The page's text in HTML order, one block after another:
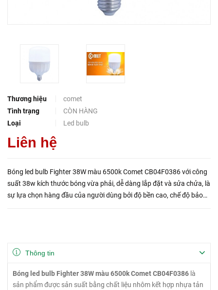
Thương hiệu
comet
Tình trạng
CÒN HÀNG
Loại
Led bulb
Liên hệ
Bóng led bulb Fighter 38W màu 6500k Comet CB04F0386 với công
suất 38w kích thước bóng vừa phải, dễ dàng lắp đặt và sửa chửa, là
sự lựa chọn hàng đầu của người dùng bởi độ bền cao, chế độ bảo
Thông tin
Bóng led bulb Fighter 38W màu 6500k Comet CB04F0386 là
sản phẩm được sản suất bằng chất liệu nhôm kết hợp nhựa tản